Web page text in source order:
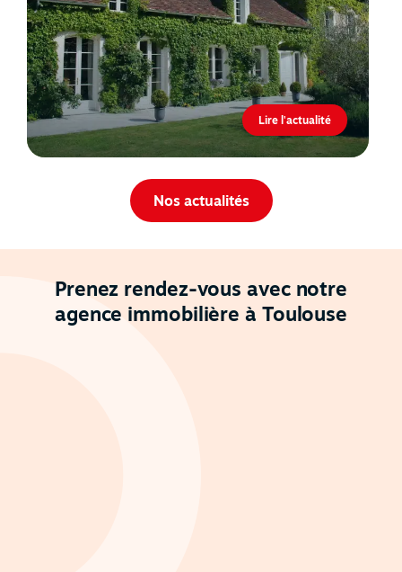
Nos actualités
Lire l'actualité
Prenez rendez-vous avec notre
agence immobilière à Toulouse